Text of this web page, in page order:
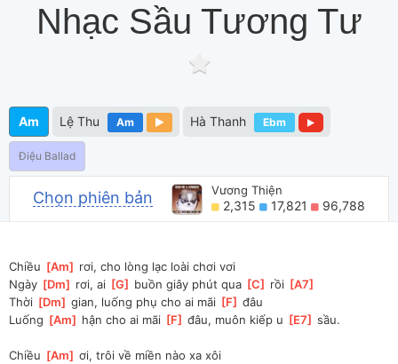
Nhạc Sầu Tương Tư
Am Lệ Thu Am Hà Thanh Ebm
Điệu Ballad
Chọn phiên bản Vương Thiện
2,315 17,821 96,788
Chiều [Am
rơi, cho lòng lạc loài chơi vơi
Ngày [Dm rơi, ai [G buồn giây phút qua [C rồi [A7
Thời [Dm ] gian, luống phụ cho ai mãi [F ] đâu
Luống [Am hận cho ai mãi [F ] đâu, muôn kiếp u [E7 ] sầu.
Chiều [Am ] ơi, trôi về miền nào xa xôi